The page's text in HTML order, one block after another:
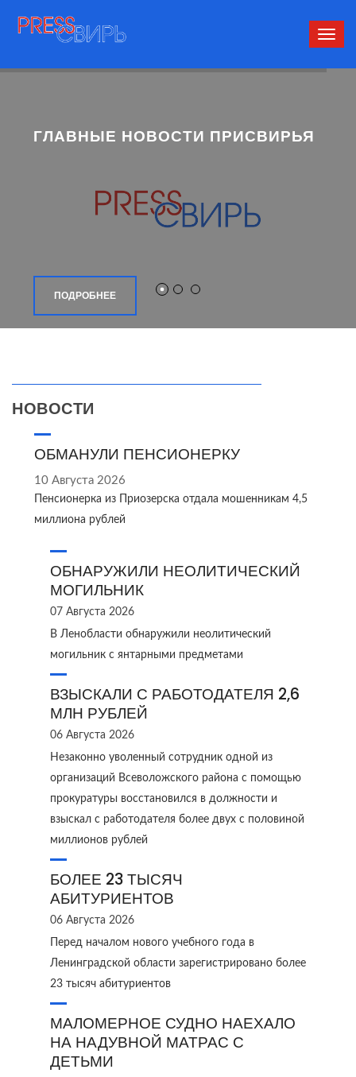
ГЛАВНЫЕ НОВОСТИ ПРИСВИРЬЯ
ПОДРОБНЕЕ
НОВОСТИ
ОБМАНУЛИ ПЕНСИОНЕРКУ
10 Августа 2026
Пенсионерка из Приозерска отдала мошенникам 4,5
миллиона рублей
ОБНАРУЖИЛИ НЕОЛИТИЧЕСКИЙ
МОГИЛЬНИК
07 Августа 2026
В Ленобласти обнаружили неолитический
могильник с янтарными предметами
ВЗЫСКАЛИ С РАБОТОДАТЕЛЯ 2,6
МЛН РУБЛЕЙ
06 Августа 2026
Незаконно уволенный сотрудник одной из
организаций Всеволожского района с помощью
прокуратуры восстановился в должности и
взыскал с работодателя более двух с половиной
миллионов рублей
БОЛЕЕ 23 ТЫСЯЧ
АБИТУРИЕНТОВ
06 Августа 2026
Перед началом нового учебного года в
Ленинградской области зарегистрировано более
23 тысяч абитуриентов
МАЛОМЕРНОЕ СУДНО НАЕХАЛО
НА НАДУВНОЙ МАТРАС С
ДЕТЬМИ